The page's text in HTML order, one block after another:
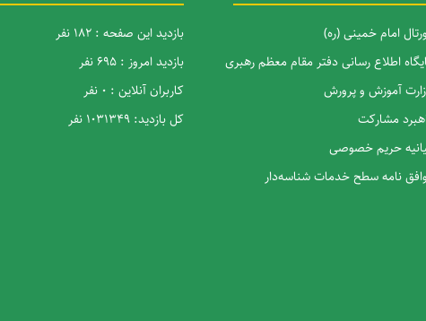
امام خمینی (ره)
اطلاع رسانی دفتر مقام معظم رهبری
آموزش و پرورش
مشارکت
حریم خصوصی
نامه سطح خدمات شناسه‌دار
بازدید این صفحه : 182 نفر
بازدید امروز : 695 نفر
کاربران آنلاین : 0 نفر
کل بازدید: 1031349 نفر